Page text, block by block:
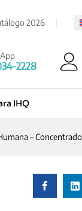
2026
2228
IHQ
– Concentrado